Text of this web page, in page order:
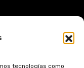
tecnologías como